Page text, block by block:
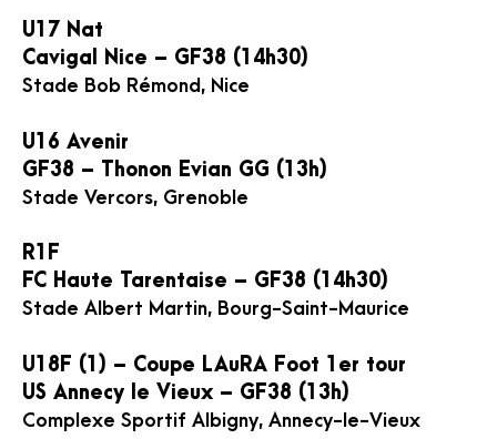
U17 Nat
Cavigal Nice – GF38 (14h30)
Stade Bob Rémond, Nice
U16 Avenir
GF38 – Thonon Evian GG (13h)
Stade Vercors, Grenoble
R1F
FC Haute Tarentaise – GF38 (14h30)
Stade Albert Martin, Bourg-Saint-Maurice
U18F (1) – Coupe LAuRA Foot 1er tour
US Annecy le Vieux – GF38 (13h)
Complexe Sportif Albigny, Annecy-le-Vieux